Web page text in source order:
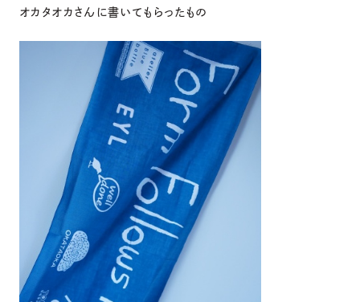
オカタオカさんに書いてもらったもの